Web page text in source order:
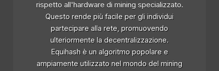
rispetto all'hardware di mining specializzato.
Questo rende più facile per gli individui
partecipare alla rete, promuovendo
ulteriormente la decentralizzazione.
Equihash è un algoritmo popolare e
ampiamente utilizzato nel mondo del mining